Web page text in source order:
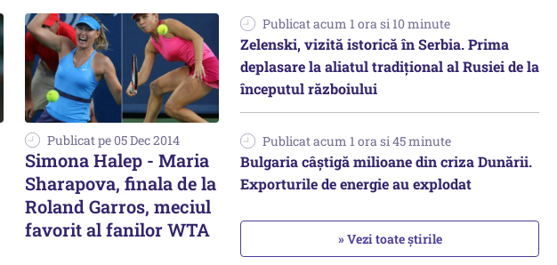
Publicat pe 05 Dec 2014
Simona Halep - Maria
Sharapova, finala de la
Roland Garros, meciul
favorit al fanilor WTA
Publicat acum 1 ora si 10 minute
Zelenski, vizită istorică în Serbia. Prima
deplasare la aliatul tradițional al Rusiei de la
începutul războiului
Publicat acum 1 ora si 45 minute
Bulgaria câștigă milioane din criza Dunării.
Exporturile de energie au explodat
» Vezi toate știrile